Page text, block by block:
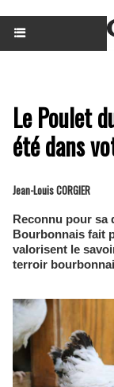
Le Poulet
été dans
Jean-Louis CORGIER
Reconnu pour sa
Bourbonnais fait
valorisent le
terroir